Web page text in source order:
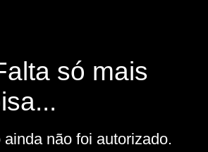
só mais
não foi autorizado.